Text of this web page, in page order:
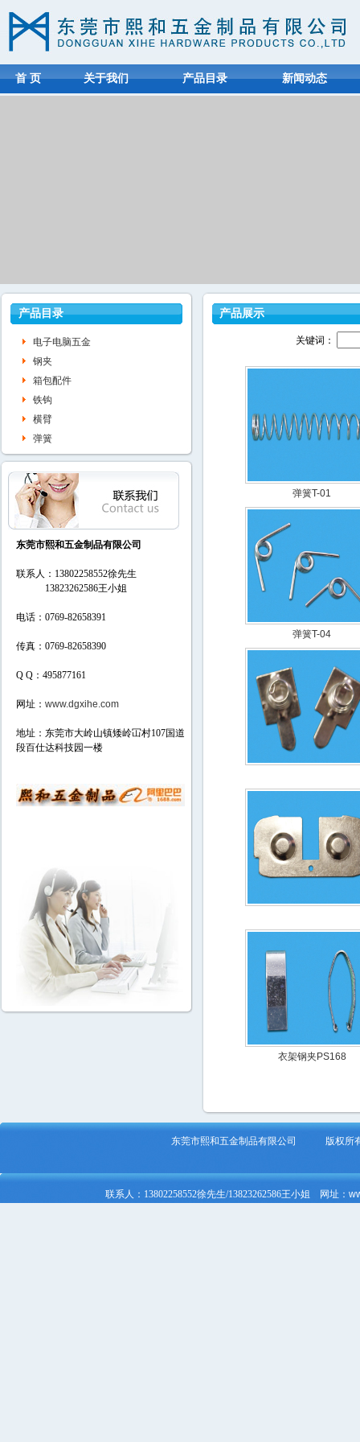
首 页 关于我们 产品目录 新闻动态
产品目录
电子电脑五金
钢夹
箱包配件
铁钩
横臂
弹簧
东莞市熙和五金制品有限公司
联系人：13802258552徐先生
13823262586王小姐
电话：0769-82658391
传真：0769-82658390
Q Q：495877161
网址： www.dgxihe.com
地址：东莞市大岭山镇矮岭冚村107国道
段百仕达科技园一楼
产品展示
关键词：
弹簧T-01
弹簧T-04
衣架钢夹PS168
东莞市熙和五金制品有限公司 版
联系人： 13802258552徐先生/13823262586王小姐 网址：